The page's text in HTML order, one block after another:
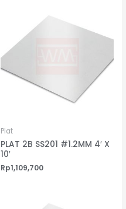
Plat
PLAT 2B SS201 #1.2MM 4′ X
10′
Rp1,109,700